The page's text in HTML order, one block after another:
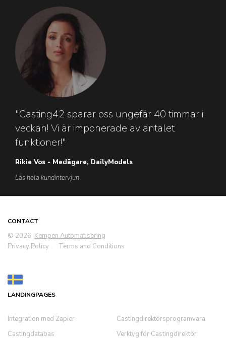
"Casting42 sparar oss ungefär 40 timmar i
veckan! Vi är imponerade av antalet
funktioner!"
Rikie Vos - Medägare, DailyModels
Läs hela kundintervjun
CONTACT
© 2026 Kempen Automatisering
Privacy Policy
Terms and Conditions
LANDINGPAGES
Integration med Zapier
Castingdatabas
Castingdirektörsprogramvara
Verktyg för Castingdirektör